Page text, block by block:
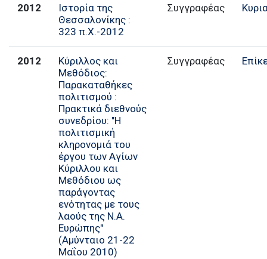
2012
Ιστορία της
Θεσσαλονίκης :
323 π.Χ.-2012
Συγγραφέας
2012
Κύριλλος και
Μεθόδιος:
Παρακαταθήκες
πολιτισμού :
Πρακτικά διεθνούς
συνεδρίου: "Η
πολιτισμική
κληρονομιά του
έργου των Αγίων
Κύριλλου και
Μεθόδιου ως
παράγοντας
ενότητας με τους
λαούς της Ν.Α.
Ευρώπης"
(Αμύνταιο 21-22
Μαΐου 2010)
Συγγραφέας